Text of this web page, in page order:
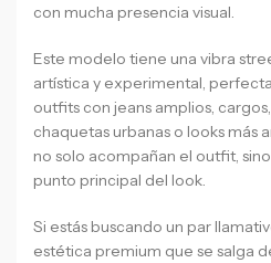
con mucha presencia visual.
Este modelo tiene una vibra
artística y experimental,
outfits con jeans amplios,
chaquetas urbanas o looks más
no solo acompañan el outfit,
punto principal del look.
Si estás buscando un par
estética premium que se salga